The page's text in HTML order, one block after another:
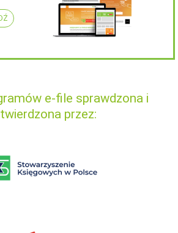
e-file sprawdzona i
przez: